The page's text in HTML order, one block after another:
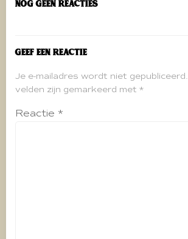
Nog geen reacties
Geef een reactie
Je e-mailadres wordt niet gepubliceerd.
velden zijn gemarkeerd met *
Reactie *